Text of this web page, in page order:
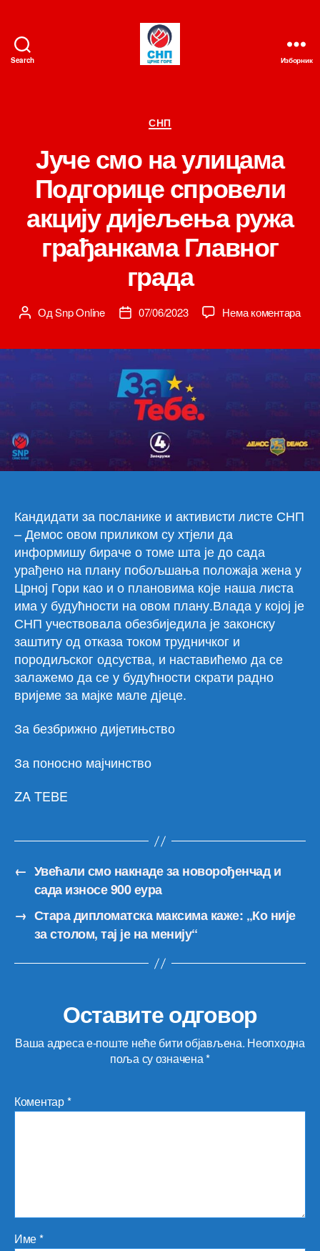
Search Изборник
Категорије
СНП
Јуче смо на улицама
Подгорице спровели
акцију дијељења ружа
грађанкама Главног
града
Аутор
ОдSnp Online
Датум07/06/2023 Нема коментарана
Кандидати за посланике и активисти листе СНП
– Демос овом приликом су хтјели да
информишу бираче о томе шта је до сада
урађено на плану побољшања положаја жена у
Црној Гори као и о плановима које наша листа
има у будућности на овом плану.Влада у којој је
СНП учествовала обезбиједила је законску
заштиту од отказа током трудничког и
породиљског одсуства, и наставићемо да се
залажемо да се у будућности скрати радно
вријеме за мајке мале дјеце.
За безбрижно дијетињство
За поносно мајчинство
ZA TEBE
← Увећали смо накнаде за новорођенчад и
сада износе 900 еура
→ Стара дипломатска максима каже: „Ко није
за столом, тај је на менију“
Оставите одговор
Ваша адреса е-поште неће бити објављена. Неопходна
поља су означена*
Коментар*
Име*